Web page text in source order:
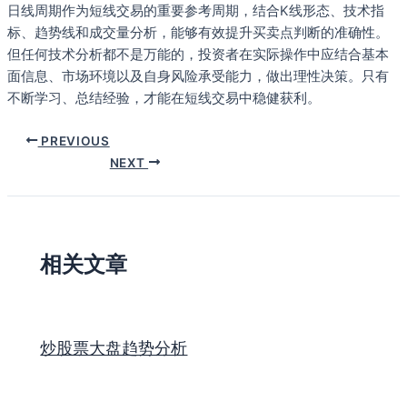
日线周期作为短线交易的重要参考周期，结合K线形态、技术指
标、趋势线和成交量分析，能够有效提升买卖点判断的准确性。
但任何技术分析都不是万能的，投资者在实际操作中应结合基本
面信息、市场环境以及自身风险承受能力，做出理性决策。只有
不断学习、总结经验，才能在短线交易中稳健获利。
PREVIOUS
NEXT
相关文章
炒股票大盘趋势分析